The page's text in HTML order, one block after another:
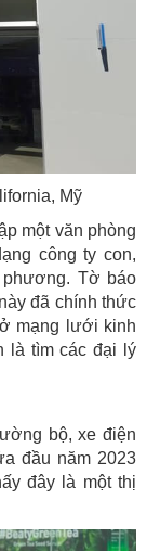
Mỹ
một văn phòng
công ty con,
Tờ báo
đã chính thức
mạng lưới kinh
là tìm các đại lý
bộ, xe điện
đầu năm 2023
đây là một thị